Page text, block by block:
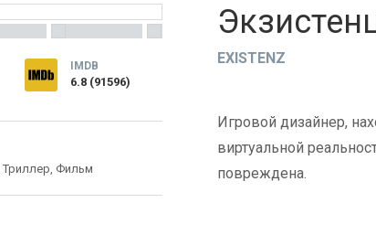
IMDB
6.8 (91596)
Триллер, Фильм
EXISTENZ
Игровой дизайнер,
виртуальной
повреждена.